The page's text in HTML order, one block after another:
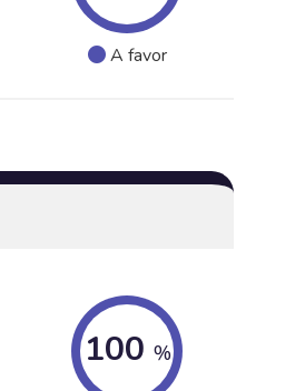
A favor
100 %